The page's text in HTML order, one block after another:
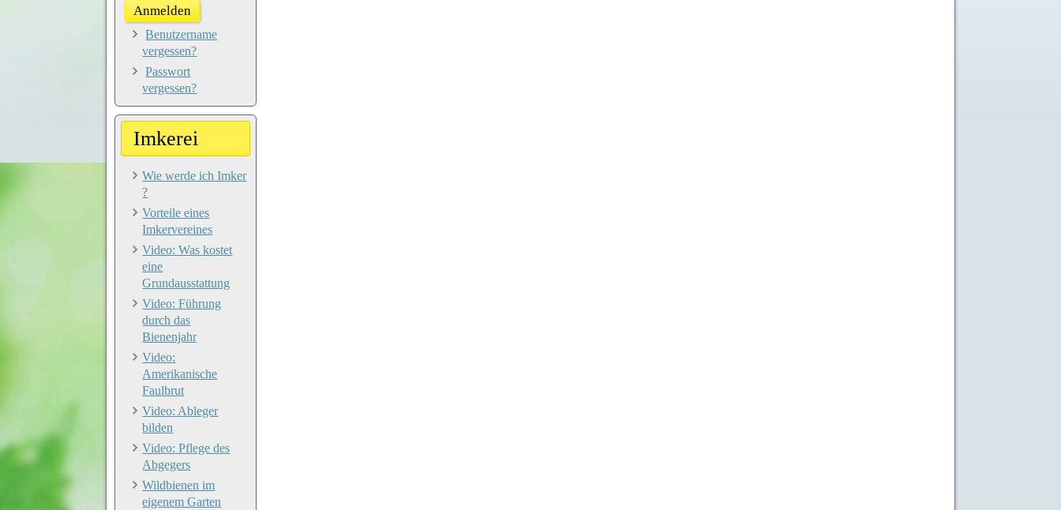
Anmelden
Benutzername
vergessen?
Passwort
vergessen?
Imkerei
Wie werde ich Imker
?
Vorteile eines
Imkervereines
Video: Was kostet
eine
Grundausstattung
Video: Führung
durch das
Bienenjahr
Video:
Amerikanische
Faulbrut
Video: Ableger
bilden
Video: Pflege des
Abgegers
Wildbienen im
eigenem Garten